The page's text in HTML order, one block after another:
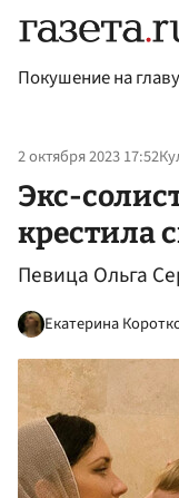
Покушение на
2 октября 2023 17:52
Экс-
крестила
Певица Ольга
Екатерина